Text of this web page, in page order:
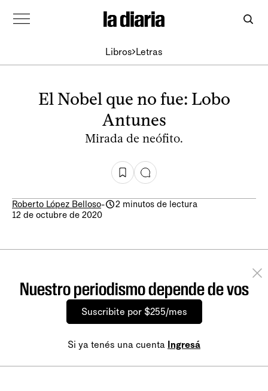
Libros Letras
El Nobel que no fue: Lobo
Antunes
Mirada de neófito.
Roberto López Belloso-
2 minutos de lectura
12 de octubre de 2020
Nuestro periodismo depende de vos
Suscribite por $255/mes
Si ya tenés una cuenta Ingresá